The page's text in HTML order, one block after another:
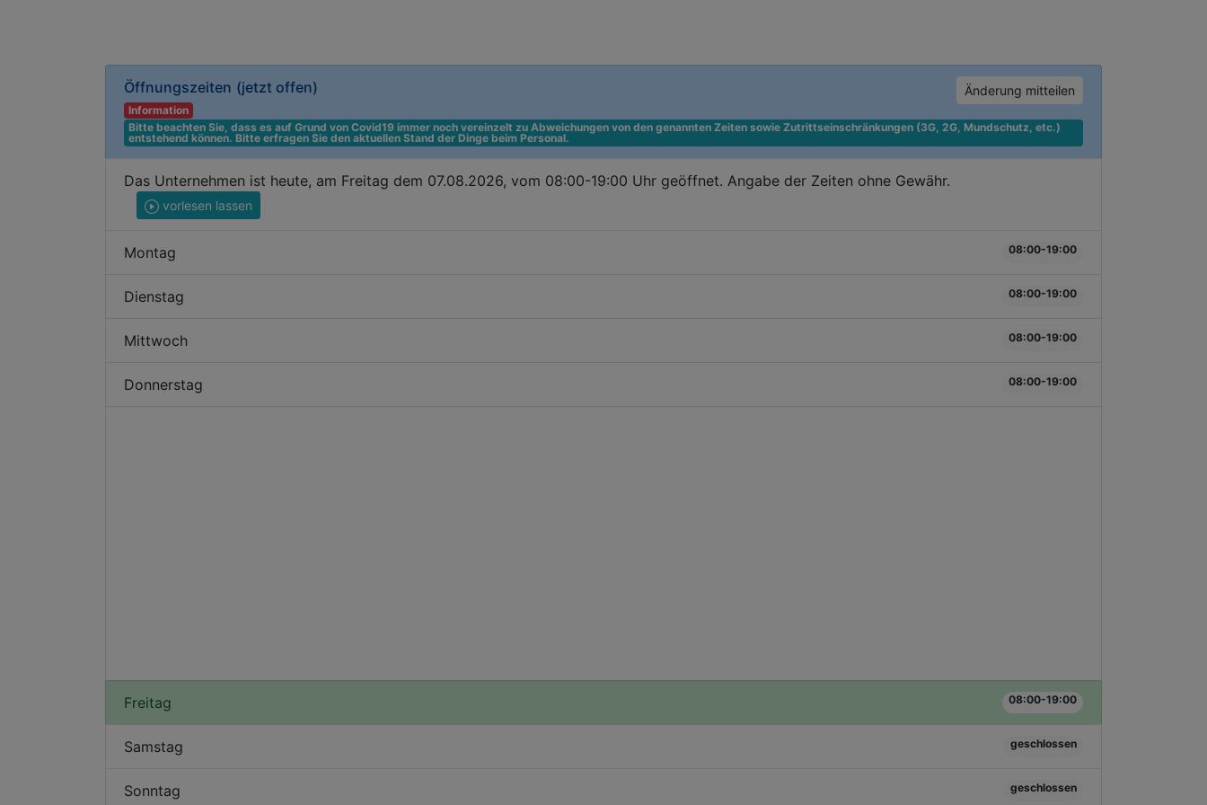
Öffnungszeiten (jetzt offen) Änderung mitteilen
Information
Bitte beachten Sie, dass es auf Grund von Covid19 immer noch vereinzelt zu Abweichungen von den genannten Zeiten sowie Zutrittseinschränkungen (3G, 2G, Mundschutz, etc.)
entstehend können. Bitte erfragen Sie den aktuellen Stand der Dinge beim Personal.
Das Unternehmen ist heute, am Freitag dem 07.08.2026, vom 08:00-19:00 Uhr geöffnet. Angabe der Zeiten ohne Gewähr.
vorlesen lassen
Montag 08:00-19:00
Dienstag 08:00-19:00
Mittwoch 08:00-19:00
Donnerstag 08:00-19:00
Freitag 08:00-19:00
Samstag geschlossen
Sonntag geschlossen